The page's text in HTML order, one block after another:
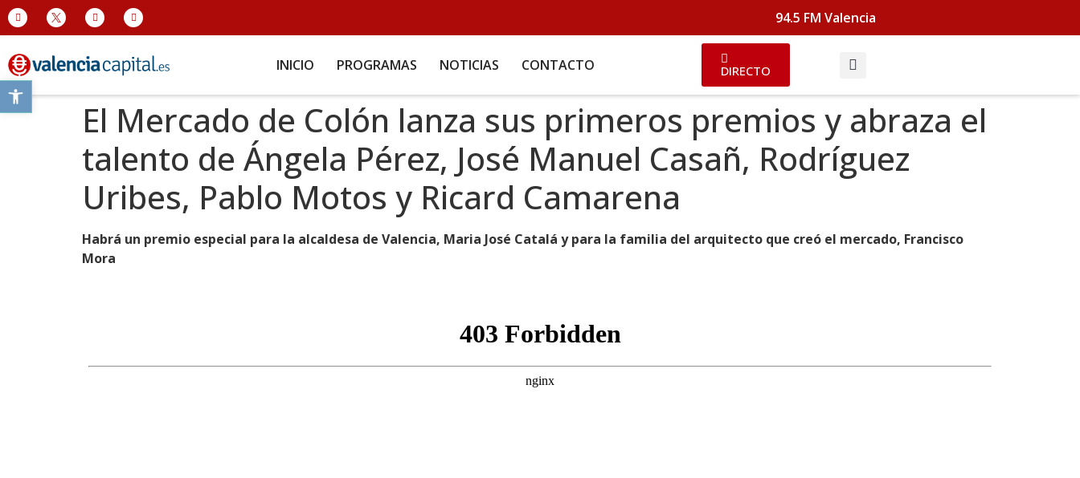
94.5 FM Valencia
INICIO PROGRAMAS NOTICIAS CONTACTO DIRECTO
El Mercado de Colón lanza sus primeros premios y abraza el
talento de Ángela Pérez, José Manuel Casañ, Rodríguez
Uribes, Pablo Motos y Ricard Camarena
Habrá un premio especial para la alcaldesa de Valencia, Maria José Catalá y para la familia del arquitecto que creó el mercado, Francisco
Mora
Abrir barra de herramientas